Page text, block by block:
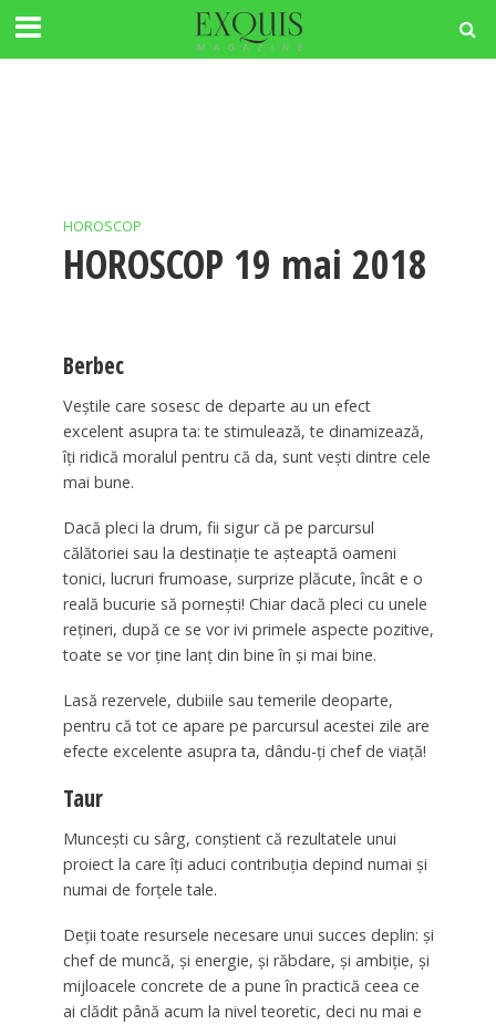
HOROSCOP
HOROSCOP 19 mai 2018
Berbec
Veştile care sosesc de departe au un efect
excelent asupra ta: te stimulează, te dinamizează,
îţi ridică moralul pentru că da, sunt veşti dintre cele
mai bune.
Dacă pleci la drum, fii sigur că pe parcursul
călătoriei sau la destinaţie te aşteaptă oameni
tonici, lucruri frumoase, surprize plăcute, încât e o
reală bucurie să porneşti! Chiar dacă pleci cu unele
reţineri, după ce se vor ivi primele aspecte pozitive,
toate se vor ţine lanţ din bine în şi mai bine.
Lasă rezervele, dubiile sau temerile deoparte,
pentru că tot ce apare pe parcursul acestei zile are
efecte excelente asupra ta, dându-ţi chef de viaţă!
Taur
Munceşti cu sârg, conştient că rezultatele unui
proiect la care îţi aduci contribuţia depind numai şi
numai de forţele tale.
Deţii toate resursele necesare unui succes deplin: şi
chef de muncă, şi energie, şi răbdare, şi ambiţie, şi
mijloacele concrete de a pune în practică ceea ce
ai clădit până acum la nivel teoretic, deci nu mai e